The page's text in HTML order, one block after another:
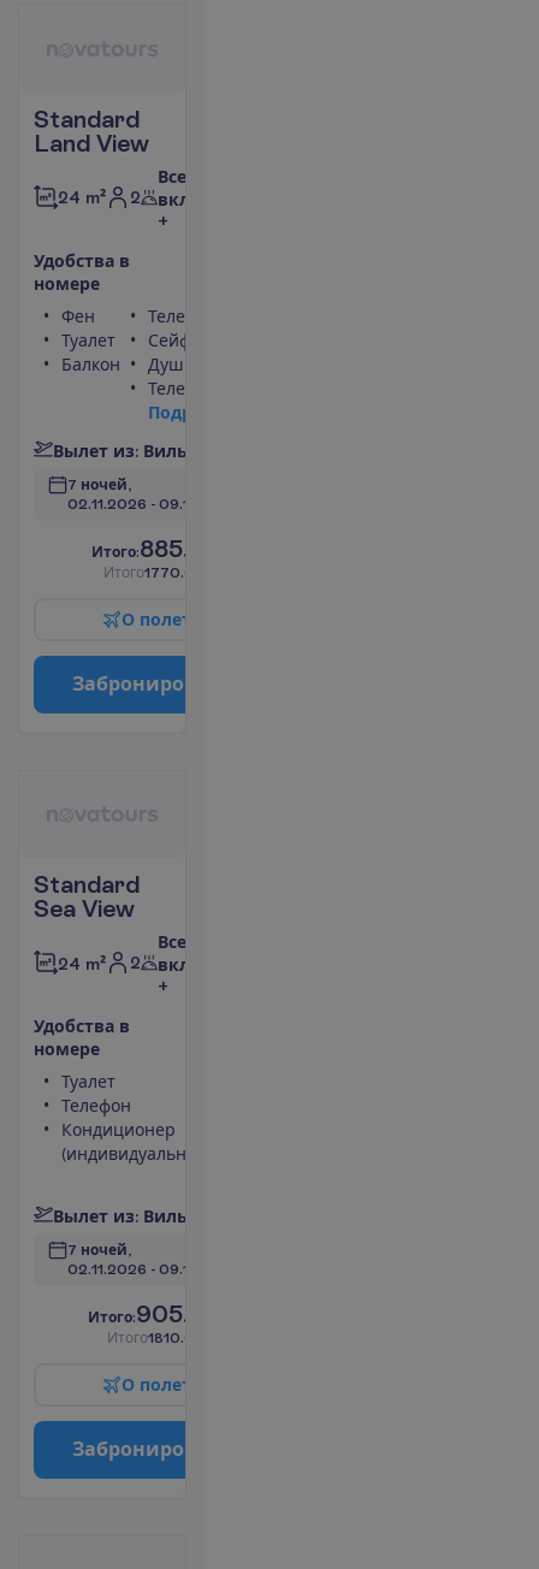
Standard
Land View
24 m² 2
Все
включено
+
Удобства в
номере
Фен
Туалет
Балкон
Телефон
Сейф
Душ
Телевизор
Подр
Вылет из: Виль
7 ночей,
02.11.2026 - 09.11.2026
Итого:885.00
Итого1770.00
О полет
Заброниро
Standard
Sea View
24 m² 2
Все
включено
+
Удобства в
номере
Туалет
Телефон
Кондиционер
(индивидуальный)
Вылет из: Виль
7 ночей,
02.11.2026 - 09.11.2026
И того:905.00
Итого1810.00
О полет
Заброниро